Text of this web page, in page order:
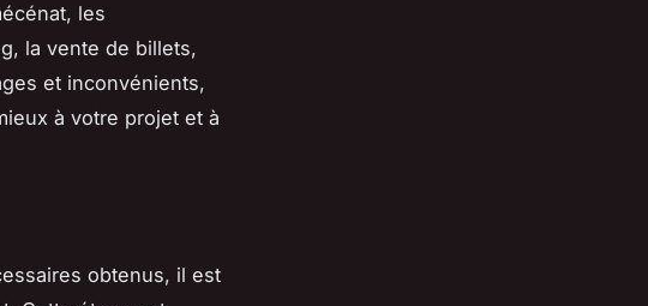
les
la vente de billets,
et inconvénients,
à votre projet et à
obtenus, il est